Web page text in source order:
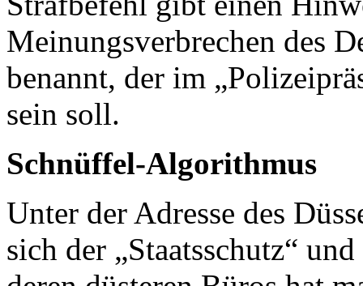
Meinungsverbrechen des
benannt, der im
sein soll.
Schnüffel-Algorithmus
Unter der Adresse des
sich der „Staatsschutz“